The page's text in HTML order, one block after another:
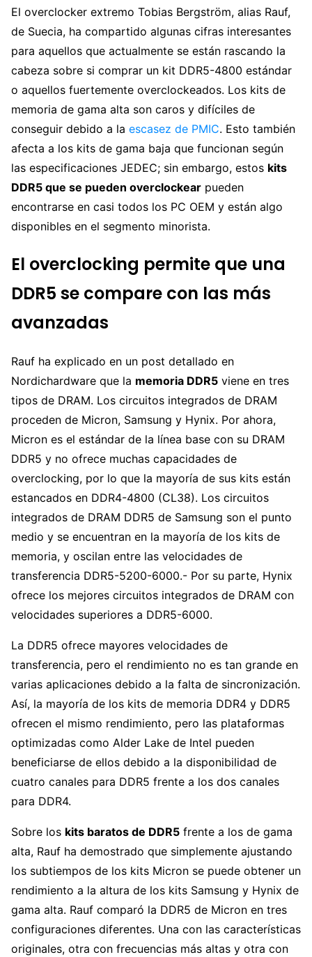
El overclocker extremo Tobias Bergström, alias Rauf,
de Suecia, ha compartido algunas cifras interesantes
para aquellos que actualmente se están rascando la
cabeza sobre si comprar un kit DDR5-4800 estándar
o aquellos fuertemente overclockeados. Los kits de
memoria de gama alta son caros y difíciles de
conseguir debido a la escasez de PMIC. Esto también
afecta a los kits de gama baja que funcionan según
las especificaciones JEDEC; sin embargo, estos kits
DDR5 que se pueden overclockear pueden
encontrarse en casi todos los PC OEM y están algo
disponibles en el segmento minorista.
El overclocking permite que una
DDR5 se compare con las más
avanzadas
Rauf ha explicado en un post detallado en
Nordichardware que la memoria DDR5 viene en tres
tipos de DRAM. Los circuitos integrados de DRAM
proceden de Micron, Samsung y Hynix. Por ahora,
Micron es el estándar de la línea base con su DRAM
DDR5 y no ofrece muchas capacidades de
overclocking, por lo que la mayoría de sus kits están
estancados en DDR4-4800 (CL38). Los circuitos
integrados de DRAM DDR5 de Samsung son el punto
medio y se encuentran en la mayoría de los kits de
memoria, y oscilan entre las velocidades de
transferencia DDR5-5200-6000.- Por su parte, Hynix
ofrece los mejores circuitos integrados de DRAM con
velocidades superiores a DDR5-6000.
La DDR5 ofrece mayores velocidades de
transferencia, pero el rendimiento no es tan grande en
varias aplicaciones debido a la falta de sincronización.
Así, la mayoría de los kits de memoria DDR4 y DDR5
ofrecen el mismo rendimiento, pero las plataformas
optimizadas como Alder Lake de Intel pueden
beneficiarse de ellos debido a la disponibilidad de
cuatro canales para DDR5 frente a los dos canales
para DDR4.
Sobre los kits baratos de DDR5 frente a los de gama
alta, Rauf ha demostrado que simplemente ajustando
los subtiempos de los kits Micron se puede obtener un
rendimiento a la altura de los kits Samsung y Hynix de
gama alta. Rauf comparó la DDR5 de Micron en tres
configuraciones diferentes. Una con las características
originales, otra con frecuencias más altas y otra con